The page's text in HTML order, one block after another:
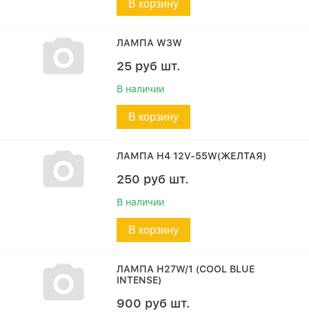
В корзину
ЛАМПА W3W
25 руб шт.
В наличии
В корзину
ЛАМПА H4 12V-55W(ЖЕЛТАЯ)
250 руб шт.
В наличии
В корзину
ЛАМПА H27W/1 (COOL BLUE
INTENSE)
900 руб шт.